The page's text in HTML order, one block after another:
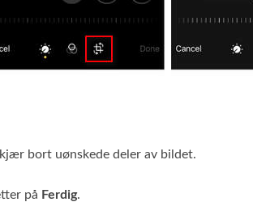
bort uønskede deler av bildet.
på Ferdig.